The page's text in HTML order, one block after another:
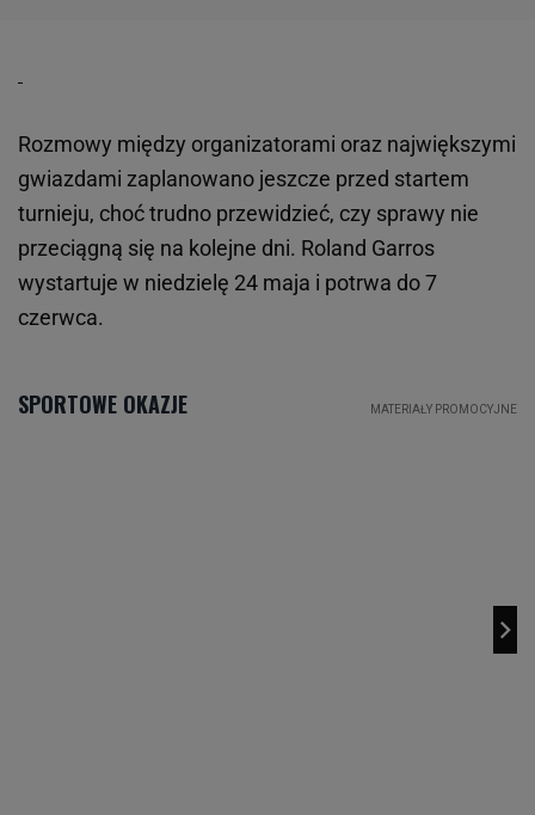
Rozmowy między organizatorami oraz największymi
gwiazdami zaplanowano jeszcze przed startem
turnieju, choć trudno przewidzieć, czy sprawy nie
przeciągną się na kolejne dni. Roland Garros
wystartuje w niedzielę 24 maja i potrwa do 7
czerwca.